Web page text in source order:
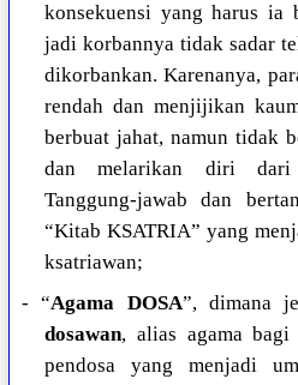
konsekuensi yang harus ia
jadi korbannya tidak sadar
dikorbankan. Karenanya,
rendah dan menjijikan
berbuat jahat, namun tidak
dan melarikan diri dari
Tanggung-jawab dan
“Kitab KSATRIA” yang
ksatriawan;
- “Agama DOSA”, dimana
dosawan, alias agama bagi
pendosa yang menjadi